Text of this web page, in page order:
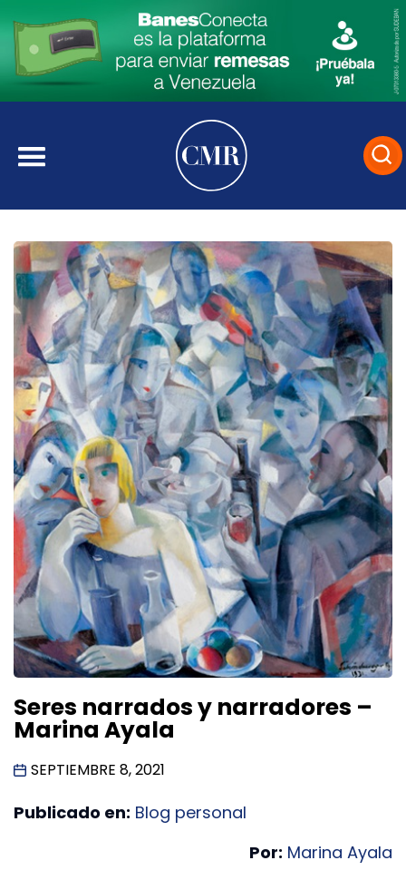
Seres narrados y narradores –
Marina Ayala
SEPTIEMBRE 8, 2021
Publicado en: Blog personal
Por: Marina Ayala